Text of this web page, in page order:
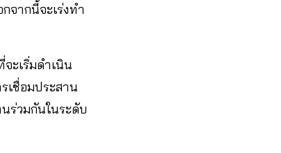
ากนี้จะเร่งทำ
ะเริ่มดำเนิน
เชื่อมประสาน
ร่วมกันในระดับ